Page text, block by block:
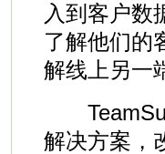
入到客户数
了解他们的
解线上另一
解决方案，